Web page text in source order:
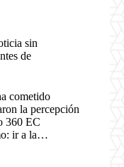
sin
de
cometido
la percepción
360 EC
ir a la…